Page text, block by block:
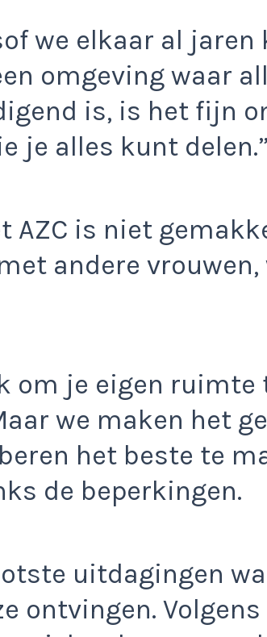
we elkaar al jaren
omgeving waar
is, is het fijn
je alles kunt delen.”
AZC is niet
andere
om je eigen ruimte
we maken het
het beste te
de beperkingen.
uitdagingen
ontvingen.